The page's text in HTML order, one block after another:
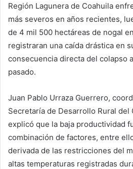
Región Lagunera de Coahuila
más severos en años recientes,
de 4 mil 500 hectáreas de nogal
registraran una caída drástica en
consecuencia directa del colapso
pasado.
Juan Pablo Urraza Guerrero,
Secretaría de Desarrollo Rural del
explicó que la baja productividad
combinación de factores, entre
derivada de las restricciones del
altas temperaturas registradas